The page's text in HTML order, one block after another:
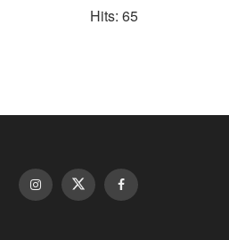
Hits: 65